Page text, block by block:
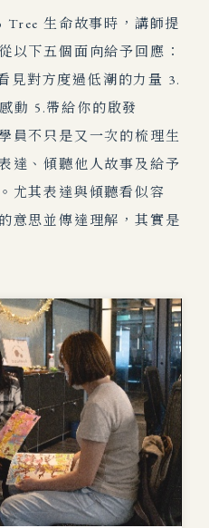
生命故事時，講師提
以下五個面向給予回應：
見對方度過低潮的力量 3.
動 5.帶給你的啟發
員不只是又一次的梳理生
達、傾聽他人故事及給予
尤其表達與傾聽看似容
意思並傳達理解，其實是